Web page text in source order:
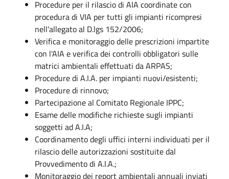
Procedure per il rilascio di AIA coordinate con
procedura di VIA per tutti gli impianti ricompresi
nell'allegato al D.lgs 152/2006;
Verifica e monitoraggio delle prescrizioni impartite
con l'AIA e verifica dei controlli obbligatori sulle
matrici ambientali effettuati da ARPAS;
Procedure di A.I.A. per impianti nuovi/esistenti;
Procedure di rinnovo;
Partecipazione al Comitato Regionale IPPC;
Esame delle modifiche richieste sugli impianti
soggetti ad A.I.A;
Coordinamento degli uffici interni individuati per il
rilascio delle autorizzazioni sostituite dal
Provvedimento di A.I.A.;
Monitoraggio dei report ambientali annuali inviati